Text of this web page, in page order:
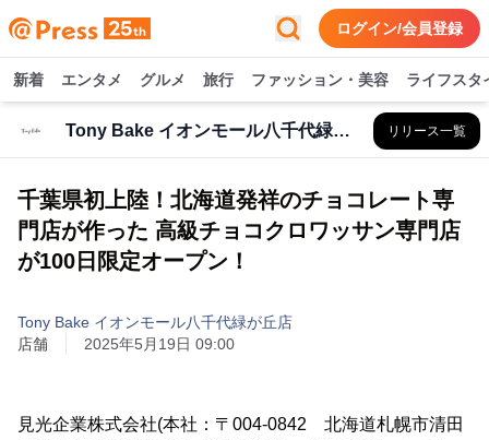
ログイン/会員登録
新着 エンタメ グルメ 旅行 ファッション・美容 ライフスタ
Tony Bake イオンモール八千代緑が丘店 リリース一覧
千葉県初上陸！北海道発祥のチョコレート専
門店が作った 高級チョコクロワッサン専門店
が100日限定オープン！
Tony Bake イオンモール八千代緑が丘店
店舗
2025年5月19日 09:00
見光企業株式会社(本社：〒004-0842 北海道札幌市清田